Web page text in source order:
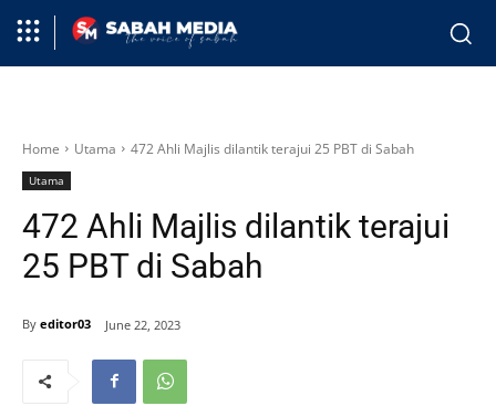
Home Utama 472 Ahli Majlis dilantik terajui 25 PBT di Sabah
Utama
472 Ahli Majlis dilantik terajui
25 PBT di Sabah
By editor03 June 22, 2023